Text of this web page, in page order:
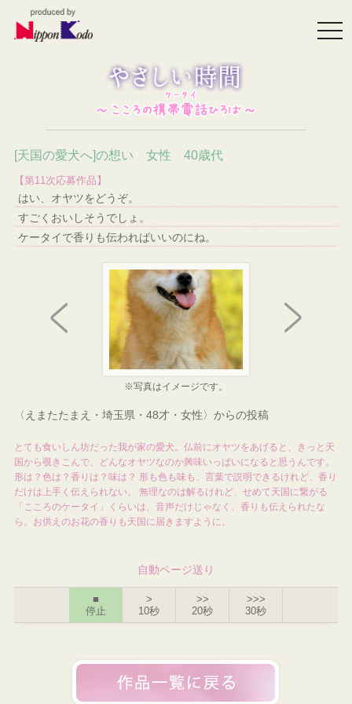
[天国の愛犬へ]の想い 女性 40歳代
【第11次応募作品】
はい、オヤツをどうぞ。
すごくおいしそうでしょ。
ケータイで香りも伝わればいいのにね。
※写真はイメージです。
〈えまたたまえ・埼玉県・48才・女性〉からの投稿
とても食いしん坊だった我が家の愛犬。仏前にオヤツをあげると、きっと天
国から覗きこんで、どんなオヤツなのか興味いっぱいになると思うんです。
形は？色は？香りは？味は？ 形も色も味も、言葉で説明できるけれど、香り
だけは上手く伝えられない。 無理なのは解るけれど、せめて天国に繋がる
「こころのケータイ」くらいは、音声だけじゃなく、香りも伝えられたな
ら。お供えのお花の香りも天国に届きますように。
自動ページ送り
■
停止
>
10秒
>>
20秒
>>>
30秒